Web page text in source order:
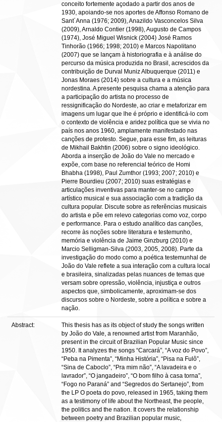
conceito fortemente açodado a partir dos anos de
1930, apoiando-se nos aportes de Affonso Romano de
Sant´Anna (1976; 2009), Anazildo Vasconcelos Silva
(2009), Arnaldo Contier (1998), Augusto de Campos
(1974), José Miguel Wisnick (2004) José Ramos
Tinhorão (1966; 1998; 2010) e Marcos Napolitano
(2007) que se lançam à historiografia e à análise do
percurso da música produzida no Brasil, acrescidos da
contribuição de Durval Muniz Albuquerque (2011) e
Jonas Moraes (2014) sobre a cultura e a música
nordestina. A presente pesquisa chama a atenção para
a participação do artista no processo de
ressignificação do Nordeste, ao criar e metaforizar em
imagens um lugar que lhe é próprio e identificá-lo com
o contexto de violência e aridez política que se vivia no
país nos anos 1960, amplamente manifestado nas
canções de protesto. Segue, para esse fim, as leituras
de Mikhail Bakhtin (2006) sobre o signo ideológico.
Aborda a inserção de João do Vale no mercado e
expõe, com base no referencial teórico de Homi
Bhabha (1998), Paul Zumthor (1993; 2007; 2010) e
Pierre Bourdieu (2007; 2010) suas estratégias e
articulações inventivas para manter-se no campo
artístico musical e sua associação com a tradição da
cultura popular. Discute sobre as referências musicais
do artista e põe em relevo categorias como voz, corpo
e performance. Para o estudo analítico das canções,
recorre às noções sobre literatura e testemunho,
memória e violência de Jaime Ginzburg (2010) e
Marcio Selligman-Silva (2003, 2005, 2008). Parte da
investigação do modo como a poética testemunhal de
João do Vale reflete a sua interação com a cultura local
e brasileira, sinalizadas pelas nuances de temas que
versam sobre opressão, violência, injustiça e outros
aspectos que, simbolicamente, aproximam-se dos
discursos sobre o Nordeste, sobre a política e sobre a
nação.
Abstract:
This thesis has as its object of study the songs written
by João do Vale, a renowned artist from Maranhão,
present in the circuit of Brazilian Popular Music since
1950. It analyzes the songs “Carcará”, “A voz do Povo”,
“Peba na Pimenta”, “Minha História”, “Pisa na Fulô”,
“Sina de Caboclo”, “Pra mim não”, “A lavadeira e o
lavrador”, “O jangadeiro”, “O bom filho à casa torna”,
“Fogo no Paraná” and “Segredos do Sertanejo”, from
the LP O poeta do povo, released in 1965, taking them
as a testimony of life about the Northeast, the people,
the politics and the nation. It covers the relationship
between poetry and Brazilian popular music,